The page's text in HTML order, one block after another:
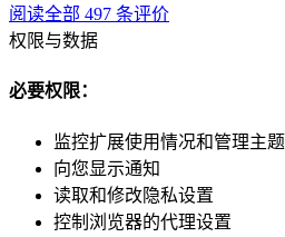
阅读全部 497 条评价
权限与数据
必要权限：
监控扩展使用情况和管理主题
向您显示通知
读取和修改隐私设置
控制浏览器的代理设置